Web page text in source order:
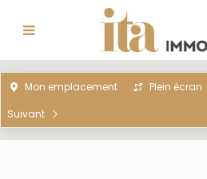
Mon emplacement Plein écran
Suivant